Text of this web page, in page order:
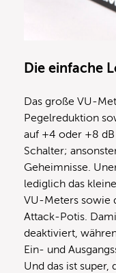
Die einfache
Das große VU-
Pegelreduktion
auf +4 oder +8
Schalter;
Geheimnisse.
lediglich das
VU-Meters sowie
Attack-Potis.
deaktiviert,
Ein- und
Und das ist super,